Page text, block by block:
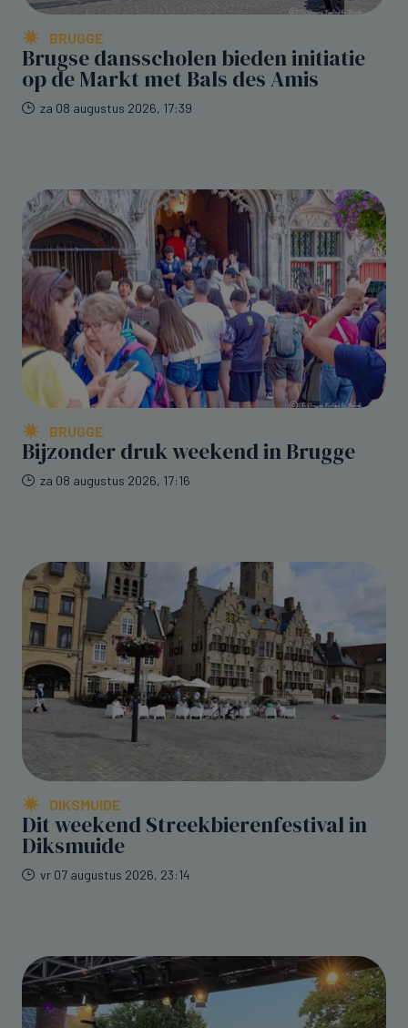
BRUGGE
Brugse dansscholen bieden initiatie
op de Markt met Bals des Amis
za 08 augustus 2026, 17:39
BRUGGE
Bijzonder druk weekend in Brugge
za 08 augustus 2026, 17:16
DIKSMUIDE
Dit weekend Streekbierenfestival in
Diksmuide
vr 07 augustus 2026, 23:14